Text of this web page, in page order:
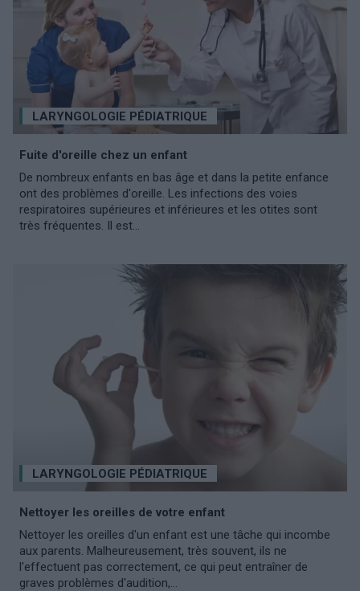
LARYNGOLOGIE PÉDIATRIQUE
Fuite d'oreille chez un enfant
De nombreux enfants en bas âge et dans la petite enfance
ont des problèmes d'oreille. Les infections des voies
respiratoires supérieures et inférieures et les otites sont
très fréquentes. Il est...
LARYNGOLOGIE PÉDIATRIQUE
Nettoyer les oreilles de votre enfant
Nettoyer les oreilles d'un enfant est une tâche qui incombe
aux parents. Malheureusement, très souvent, ils ne
l'effectuent pas correctement, ce qui peut entraîner de
graves problèmes d'audition,...